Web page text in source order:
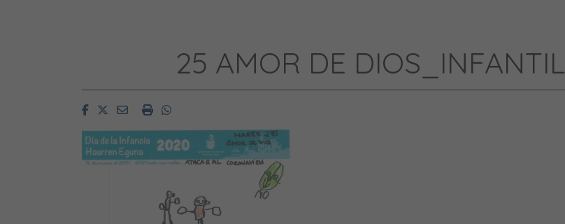
25 AMOR DE DIOS_INFANTIL
FacebookTwitterEmailImprimirWhatsapp